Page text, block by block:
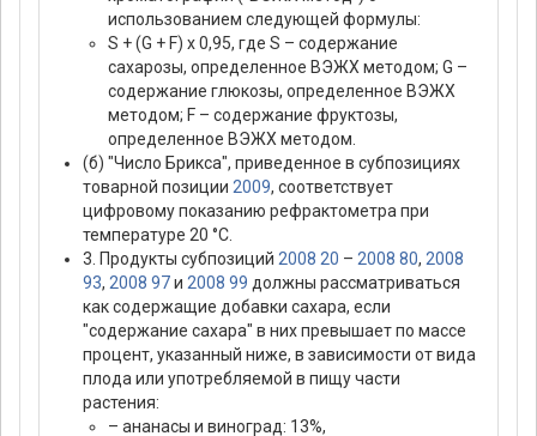
использованием следующей формулы:
S + (G + F) x 0,95, где S – содержание
сахарозы, определенное ВЭЖХ методом; G –
содержание глюкозы, определенное ВЭЖХ
методом; F – содержание фруктозы,
определенное ВЭЖХ методом.
(б) "Число Брикса", приведенное в субпозициях
товарной позиции 2009, соответствует
цифровому показанию рефрактометра при
температуре 20 °С.
3. Продукты субпозиций 2008 20 – 2008 80, 2008
93, 2008 97и 2008 99 должны рассматриваться
как содержащие добавки сахара, если
"содержание сахара" в них превышает по массе
процент, указанный ниже, в зависимости от вида
плода или употребляемой в пищу части
растения:
– ананасы и виноград: 13%,